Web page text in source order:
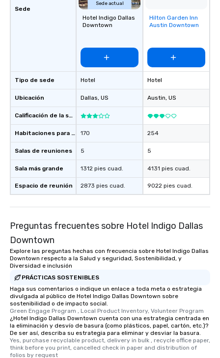
Sede
Tipo de sede
Ubicación
Calificación de la sede
Habitaciones para huéspedes
Salas de reuniones
Sala más grande
Espacio de reunión
Sede actual
Hotel Indigo Dallas
Downtown
Hotel
Dallas, US
170
5
1312 pies cuad.
2873 pies cuad.
Removed from
favorites
Hilton Garden Inn
Austin Downtown
Hotel
Austin, US
254
5
4131 pies cuad.
9022 pies cuad.
Preguntas frecuentes sobre Hotel Indigo Dallas
Downtown
Explore las preguntas hechas con frecuencia sobre Hotel Indigo Dallas
Downtown respecto a la Salud y seguridad, Sostenibilidad, y
Diversidad e inclusión
PRÁCTICAS SOSTENIBLES
Haga sus comentarios o indique un enlace a toda meta o estrategia
divulgada al público de Hotel Indigo Dallas Downtown sobre
sostenibilidad o de impacto social.
Green Engage Program , Local Product Inventory, Volunteer Program
¿Hotel Indigo Dallas Downtown cuenta con una estrategia centrada en
la eliminación y desvío de basura (como plásticos, papel, cartón, etc.)?
De ser así, describa su estrategia para eliminar y desviar la basura.
Yes, purchase recyclable product, delivery in bulk , recycle office paper,
think before you print, cancelled check in paper and distribution of
folios by request